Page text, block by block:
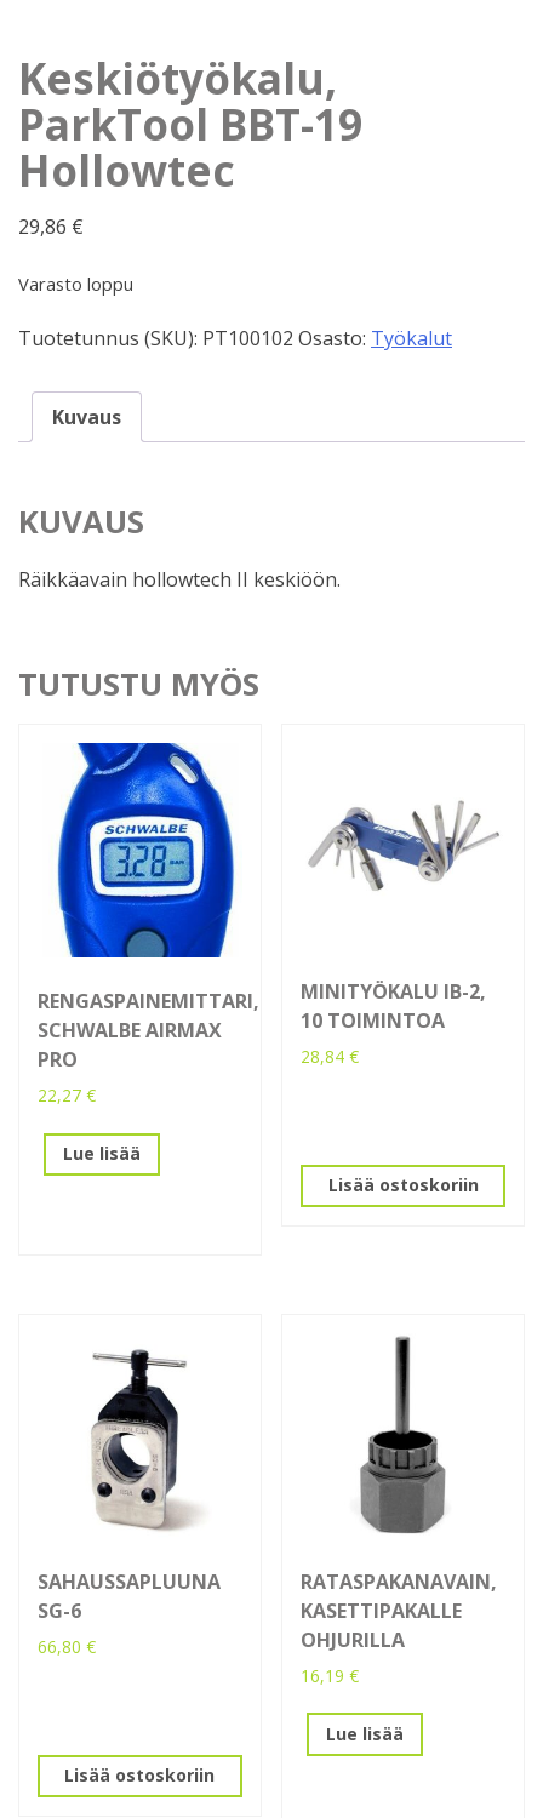
Keskiötyökalu,
ParkTool BBT-19
Hollowtec
29,86 €
Varasto loppu
Tuotetunnus (SKU): PT100102 Osasto: Työkalut
Kuvaus
KUVAUS
Räikkäavain hollowtech II keskiöön.
TUTUSTU MYÖS
RENGASPAINEMITTARI,
SCHWALBE AIRMAX
PRO
22,27 €
Lue lisää
MINITYÖKALU IB-2,
10 TOIMINTOA
28,84€
Lisää ostoskoriin
SAHAUSSAPLUUNA
SG-6
66,80 €
Lisää ostoskoriin
RATASPAKANAVAIN,
KASETTIPAKALLE
OHJURILLA
16,19€
Lue lisää